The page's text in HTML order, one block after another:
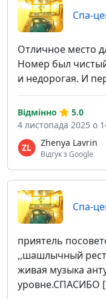
Спа-
Отличное место
Номер был
и недорогая. И
Zhenya Lavrin
Відгук з Google
Відмінно
5.0
4 листопада 2025 о
Спа-
приятель
,,шашлычный
живая музыка
уровне.СПАСИБО